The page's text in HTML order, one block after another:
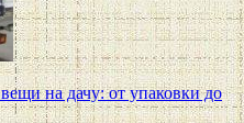
на дачу: от упаковки до